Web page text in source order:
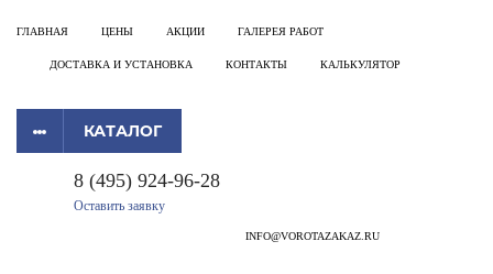
ГЛАВНАЯ ЦЕНЫ АКЦИИ ГАЛЕРЕЯ РАБОТ
ДОСТАВКА И УСТАНОВКА КОНТАКТЫ КАЛЬКУЛЯТОР
КАТАЛОГ
8 (495) 924-96-28
Оставить заявку
INFO@VOROTAZAKAZ.RU